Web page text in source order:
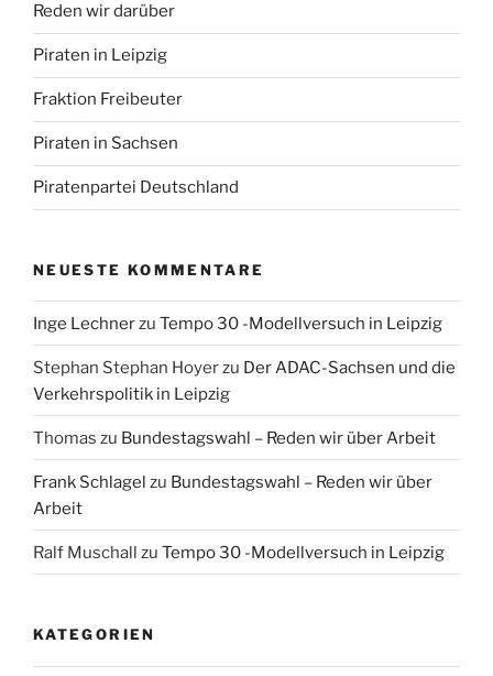
Reden wir darüber
Piraten in Leipzig
Fraktion Freibeuter
Piraten in Sachsen
Piratenpartei Deutschland
NEUESTE KOMMENTARE
Inge Lechnerzu Tempo 30 -Modellversuch in Leipzig
Stephan Stephan Hoyerzu Der ADAC-Sachsen und die
Verkehrspolitik in Leipzig
Thomas zu Bundestagswahl – Reden wir über Arbeit
Frank Schlagel zu Bundestagswahl – Reden wir über
Arbeit
Ralf Muschall zu Tempo 30 -Modellversuch in Leipzig
KATEGORIEN